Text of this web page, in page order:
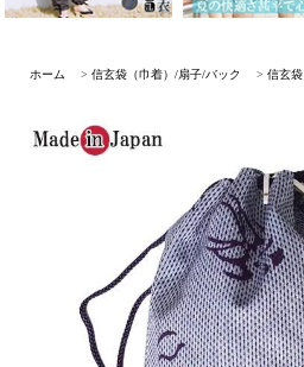
ホーム > 信玄袋（巾着）/扇子/バック > 信玄袋